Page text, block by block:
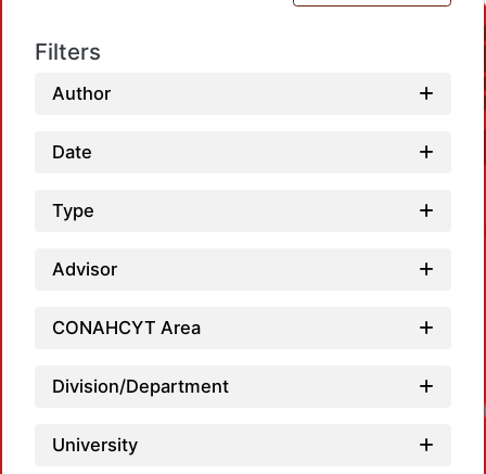
Filters
Author
Date
Type
Advisor
CONAHCYT Area
Division/Department
University